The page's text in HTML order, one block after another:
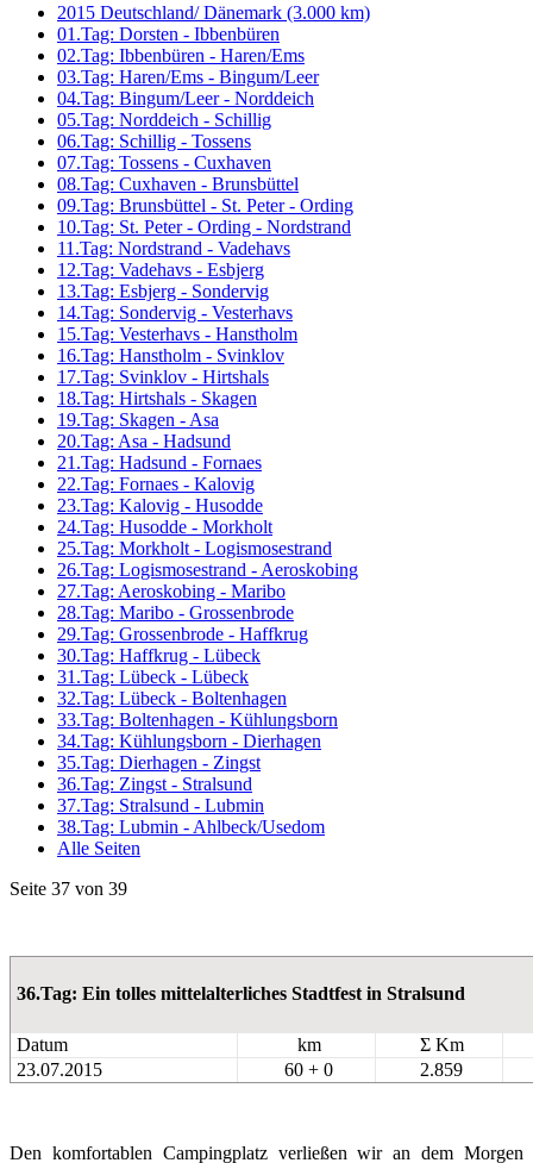
2015 Deutschland/ Dänemark (3.000 km)
01.Tag: Dorsten - Ibbenbüren
02.Tag: Ibbenbüren - Haren/Ems
03.Tag: Haren/Ems - Bingum/Leer
04.Tag: Bingum/Leer - Norddeich
05.Tag: Norddeich - Schillig
06.Tag: Schillig - Tossens
07.Tag: Tossens - Cuxhaven
08.Tag: Cuxhaven - Brunsbüttel
09.Tag: Brunsbüttel - St. Peter - Ording
10.Tag: St. Peter - Ording - Nordstrand
11.Tag: Nordstrand - Vadehavs
12.Tag: Vadehavs - Esbjerg
13.Tag: Esbjerg - Sondervig
14.Tag: Sondervig - Vesterhavs
15.Tag: Vesterhavs - Hanstholm
16.Tag: Hanstholm - Svinklov
17.Tag: Svinklov - Hirtshals
18.Tag: Hirtshals - Skagen
19.Tag: Skagen - Asa
20.Tag: Asa - Hadsund
21.Tag: Hadsund - Fornaes
22.Tag: Fornaes - Kalovig
23.Tag: Kalovig - Husodde
24.Tag: Husodde - Morkholt
25.Tag: Morkholt - Logismosestrand
26.Tag: Logismosestrand - Aeroskobing
27.Tag: Aeroskobing - Maribo
28.Tag: Maribo - Grossenbrode
29.Tag: Grossenbrode - Haffkrug
30.Tag: Haffkrug - Lübeck
31.Tag: Lübeck - Lübeck
32.Tag: Lübeck - Boltenhagen
33.Tag: Boltenhagen - Kühlungsborn
34.Tag: Kühlungsborn - Dierhagen
35.Tag: Dierhagen - Zingst
36.Tag: Zingst - Stralsund
37.Tag: Stralsund - Lubmin
38.Tag: Lubmin - Ahlbeck/Usedom
Alle Seiten
Seite 37 von 39
36.Tag: Ein tolles mittelalterliches Stadtfest in Stralsund
Datum km Σ Km
23.07.2015
60 + 0 2.859
Den komfortablen Campingplatz verließen wir an dem Morgen